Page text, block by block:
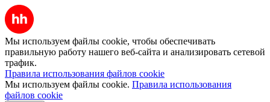
Мы используем файлы cookie, чтобы обеспечивать
правильную работу нашего веб-сайта и анализировать сетевой
трафик.
Правила использования файлов cookie
Мы используем файлы cookie. Правила использования
файлов cookie